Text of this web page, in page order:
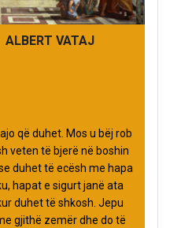
ALBERT VATAJ
që duhet. Mos u bëj rob
veten të bjerë në boshin
duhet të ecësh me hapa
hapat e sigurt janë ata
duhet të shkosh. Jepu
gjithë zemër dhe do të